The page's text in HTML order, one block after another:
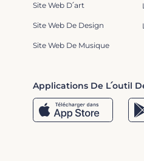
Applications De L՛outil
Site Web D՛art
Site Web De Design
Site Web De Musique